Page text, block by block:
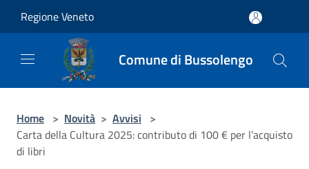
Regione Veneto
Comune di Bussolengo
Home > Novità > Avvisi >
Carta della Cultura 2025: contributo di 100 € per l’acquisto
di libri